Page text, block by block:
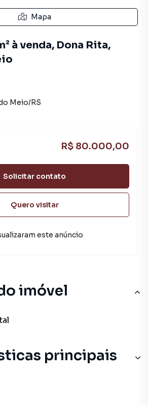
imóvel
principais
Mapa
à venda, Dona Rita,
Meio/RS
R$ 80.000,00
Solicitar contato
Quero visitar
este anúncio